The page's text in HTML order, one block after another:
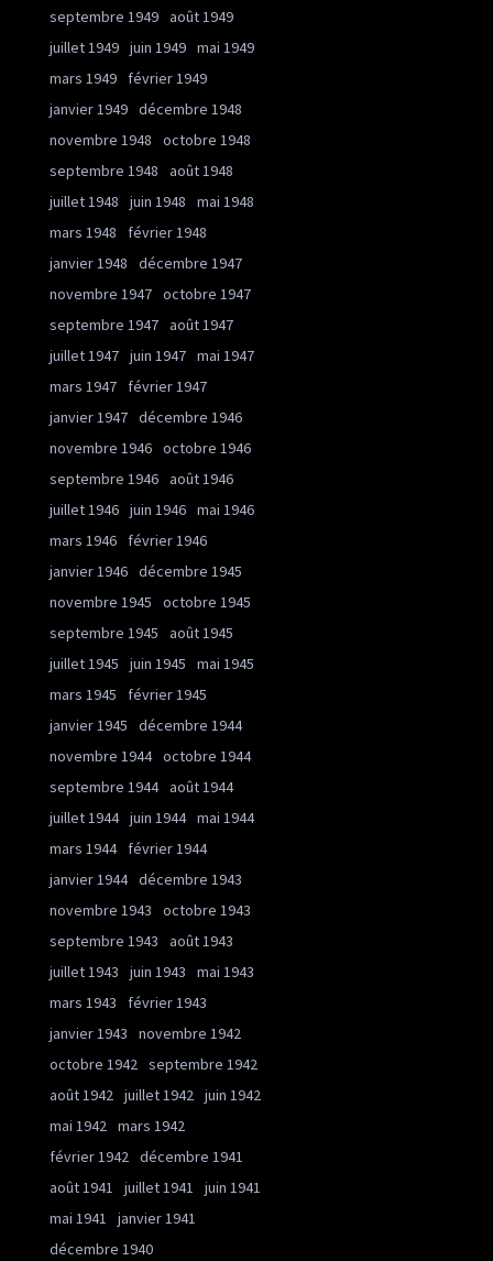
septembre 1949 août 1949
juillet 1949 juin 1949 mai 1949
mars 1949
février 1949
janvier 1949 décembre 1948
novembre 1948
octobre 1948
septembre 1948
août 1948
juillet 1948
juin 1948
mai 1948
mars 1948
février 1948
janvier 1948
décembre 1947
novembre 1947 octobre 1947
septembre 1947 août 1947
juillet 1947 juin 1947 mai 1947
mars 1947
février 1947
janvier 1947 décembre 1946
novembre 1946 octobre 1946
septembre 1946 août 1946
juillet 1946 juin 1946 mai 1946
mars 1946
février 1946
janvier 1946 décembre 1945
novembre 1945
octobre 1945
septembre 1945
août 1945
juillet 1945
juin 1945
mai 1945
mars 1945
février 1945
janvier 1945
décembre 1944
novembre 1944 octobre 1944
septembre 1944 août 1944
juillet 1944 juin 1944 mai 1944
mars 1944
février 1944
janvier 1944 décembre 1943
novembre 1943
octobre 1943
septembre 1943
août 1943
juillet 1943
juin 1943
mai 1943
mars 1943
février 1943
janvier 1943
novembre 1942
octobre 1942 septembre 1942
août 1942 juillet 1942 juin 1942
mai 1942 mars 1942
février 1942 décembre 1941
août 1941
juillet 1941
juin 1941
mai 1941
janvier 1941
décembre 1940